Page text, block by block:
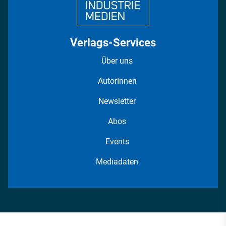
Verlags-Services
Über uns
AutorInnen
Newsletter
Abos
Events
Mediadaten